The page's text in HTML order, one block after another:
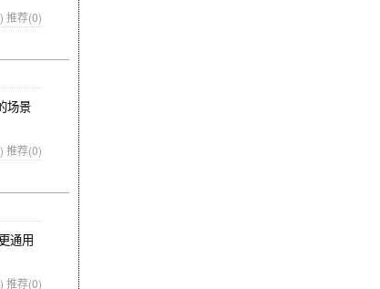
推荐(0)
场景
推荐(0)
通用
推荐(0)